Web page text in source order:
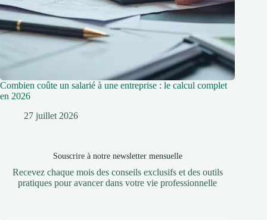
Combien coûte un salarié à une entreprise : le calcul complet
en 2026
27 juillet 2026
Souscrire à notre newsletter mensuelle
Recevez chaque mois des conseils exclusifs et des outils
pratiques pour avancer dans votre vie professionnelle